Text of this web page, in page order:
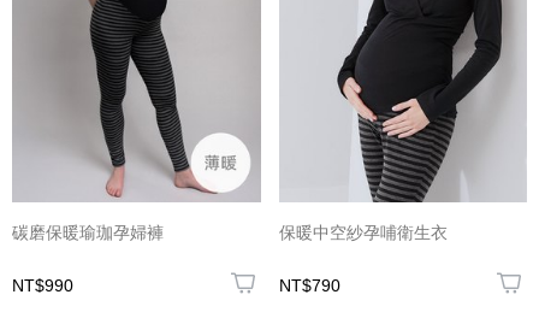
碳磨保暖瑜珈孕婦褲
NT$990
保暖中空紗孕哺衛生衣
NT$790